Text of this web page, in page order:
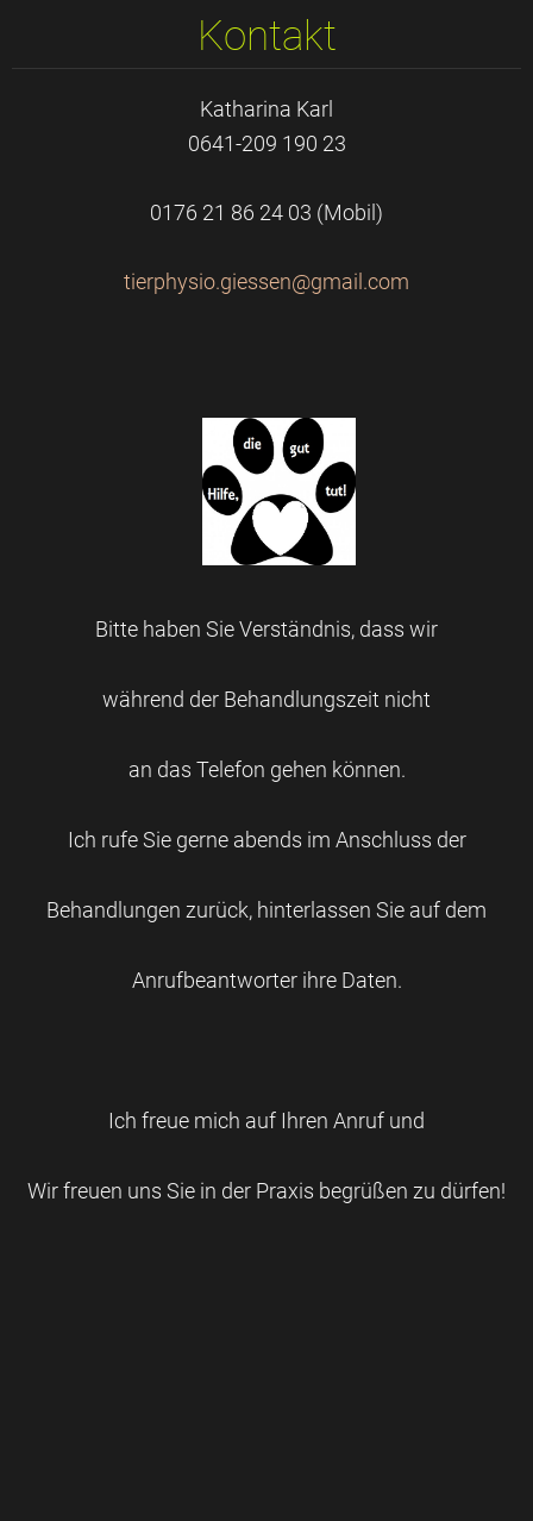
Kontakt
Katharina Karl
0641-209 190 23
0176 21 86 24 03 (Mobil)
tierphysio.giessen@gmail .com
Bitte haben Sie Verständnis, dass wir
während der Behandlungszeit nicht
an das Telefon gehen können.
Ich rufe Sie gerne abends im Anschluss der
Behandlungen zurück, hinterlassen Sie auf dem
Anrufbeantworter ihre Daten.
Ich freue mich auf Ihren Anruf und
Wir freuen uns Sie in der Praxis begrüßen zu dürfen!